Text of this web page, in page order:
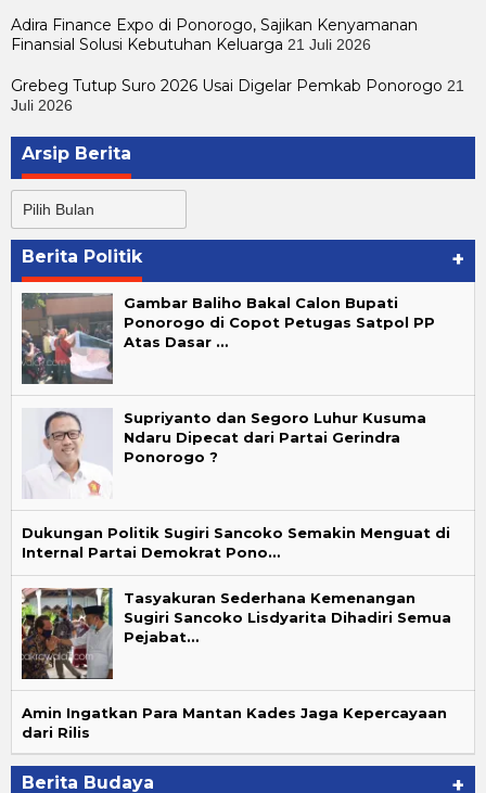
Adira Finance Expo di Ponorogo, Sajikan Kenyamanan
Finansial Solusi Kebutuhan Keluarga 21 Juli 2026
Grebeg Tutup Suro 2026 Usai Digelar Pemkab Ponorogo 21
Juli 2026
Arsip Berita
Berita
Berita Politik +
Gambar Baliho Bakal Calon Bupati
Ponorogo di Copot Petugas Satpol PP
Atas Dasar …
Supriyanto dan Segoro Luhur Kusuma
Ndaru Dipecat dari Partai Gerindra
Ponorogo ?
Dukungan Politik Sugiri Sancoko Semakin Menguat di
Internal Partai Demokrat Pono…
Tasyakuran Sederhana Kemenangan
Sugiri Sancoko Lisdyarita Dihadiri Semua
Pejabat…
Amin Ingatkan Para Mantan Kades Jaga Kepercayaan
dari Rilis
Berita Budaya +